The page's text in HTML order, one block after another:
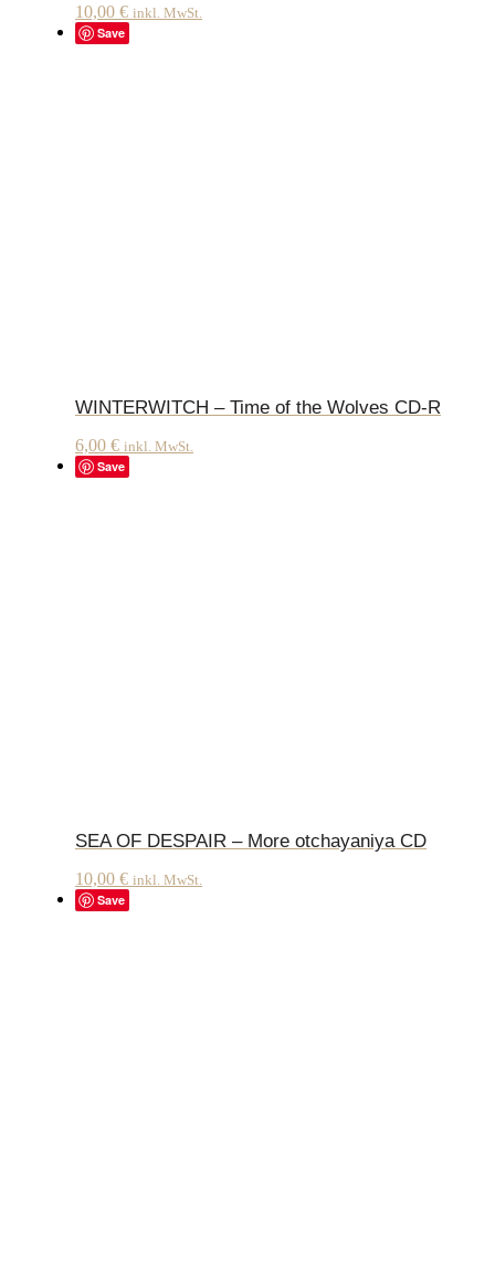
10,00 € inkl. MwSt.
Save
WINTERWITCH – Time of the Wolves CD-R
6,00 € inkl. MwSt.
Save
SEA OF DESPAIR – More otchayaniya CD
10,00 € inkl. MwSt.
Save